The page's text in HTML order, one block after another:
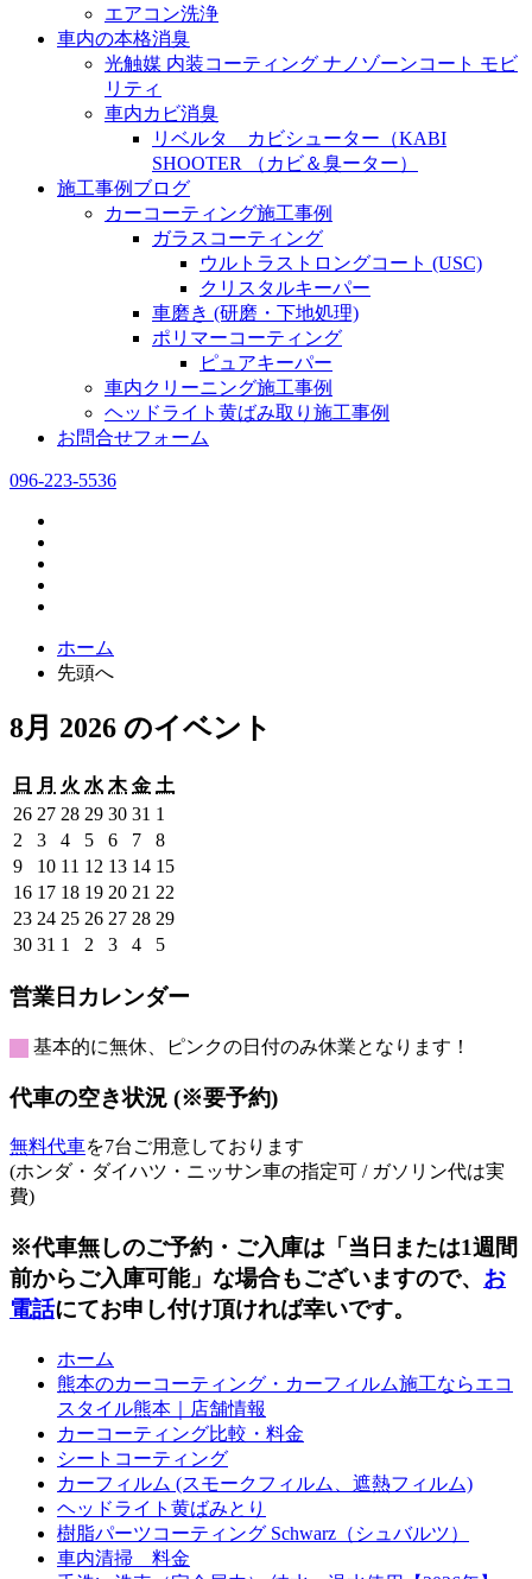
エアコン洗浄
車内の本格消臭
光触媒 内装コーティング ナノゾーンコート モビ
リティ
車内カビ消臭
リベルタ カビシューター（KABI
SHOOTER （カビ＆臭ーター）
施工事例ブログ
カーコーティング施工事例
ガラスコーティング
ウルトラストロングコート (USC)
クリスタルキーパー
車磨き (研磨・下地処理)
ポリマーコーティング
ピュアキーパー
車内クリーニング施工事例
ヘッドライト黄ばみ取り施工事例
お問合せフォーム
096-223-5536
ホーム
先頭へ
8月 2026 のイベント
日
日
曜
日
月 月
曜
日
火 火
曜
日
水 水
曜
日
木木
曜
日
金金
曜
日
土
262026
年
7
月
26
日
272026
年
7
月
27
日
282026
年
7
月
28
日
292026
年
7
月
29
日
302026
年
7
月
30
日
31 2026
年
7
月
31
日
1
8
月
1
日
2 2026
年
8
月
2
日
32026
年
8
月
3
日
42026
年
8
月
4
日
52026
年
8
月
5
日
62026
年
8
月
6
日
72026
年
8
月
7
日
82026
年
8
月
8
日
92026
年
8
月
9
日
102026
年
8
月
10
11 2026
年
8
月
11
12 2026
年
8
月
12
132026
年
8
月
13
142026
年
8
月
14
152026
8
162026
年
8
16
日
172026
年
8
17
日
182026
年
8
18
日
192026
年
8
19
日
202026
年
20
日
21 2026
年
8
21
日
22
年
232026
年
月
23
日
242026
年
月
24
日
252026
年
月
25
262026
年
月
26
272026
年
月
27
282026
年
月
28
292026
302026
8
月
30
日
31 2026
8
月
31
日
1
2026
9
月
1
日
2 2026
9
月
2
日
32026
9
月
3
日
42026
9
月
4
日
52026
9
5
日
営業日カレンダー
基本的に無休、ピンクの日付のみ休業となります！
代車の空き状況 (※要予約)
無料代車を7台ご用意しております
(ホンダ・ダイハツ・ニッサン車の指定可 / ガソリン代は実
費)
※代車無しのご予約・ご入庫は「当日または1週間
前からご入庫可能」な場合もございますので、 お
電話にてお申し付け頂ければ幸いです。
ホーム
熊本のカーコーティング・カーフィルム施工ならエコ
スタイル熊本｜店舗情報
カーコーティング比較・料金
シートコーティング
カーフィルム (スモークフィルム、遮熱フィルム)
ヘッドライト黄ばみとり
樹脂パーツコーティング Schwarz（シュバルツ）
車内清掃 料金